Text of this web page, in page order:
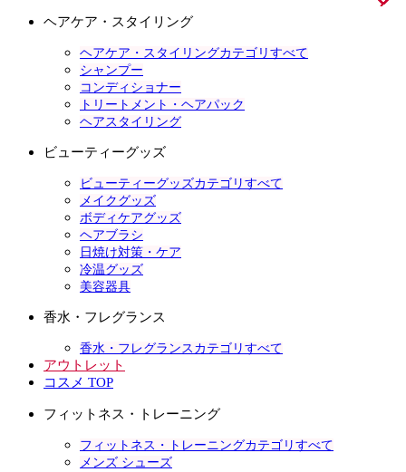
ヘアケア・スタイリング
ヘアケア・スタイリングカテゴリすべて
シャンプー
コンディショナー
トリートメント・ヘアパック
ヘアスタイリング
ビューティーグッズ
ビューティーグッズカテゴリすべて
メイクグッズ
ボディケアグッズ
ヘアブラシ
日焼け対策・ケア
冷温グッズ
美容器具
香水・フレグランス
香水・フレグランスカテゴリすべて
アウトレット
コスメ TOP
フィットネス・トレーニング
フィットネス・トレーニングカテゴリすべて
メンズ シューズ